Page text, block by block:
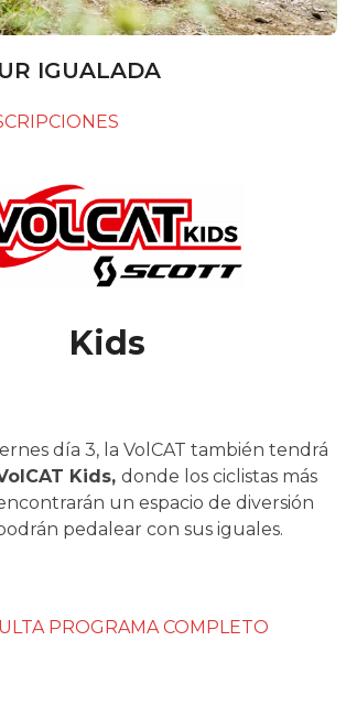
IGUALADA
Kids
día 3, la VolCAT también tendrá
Kids,donde los ciclistas más
un espacio de diversión
pedalear con sus iguales.
PROGRAMA COMPLETO